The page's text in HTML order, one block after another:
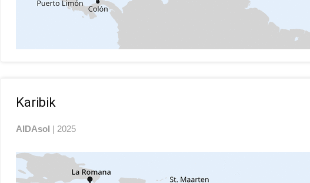
Karibik
AIDAsol | 2025